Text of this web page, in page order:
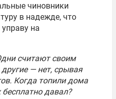
чиновники
в надежде, что
на
считают своим
— нет, срывая
Когда топили дома
давал?